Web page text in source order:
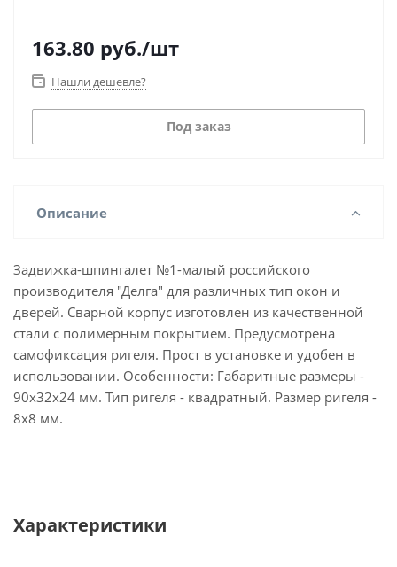
163.80 руб./шт
Нашли дешевле?
Под заказ
Описание
Задвижка-шпингалет №1-малый российского
производителя "Делга" для различных тип окон и
дверей. Сварной корпус изготовлен из качественной
стали с полимерным покрытием. Предусмотрена
самофиксация ригеля. Прост в установке и удобен в
использовании. Особенности: Габаритные размеры -
90х32х24 мм. Тип ригеля - квадратный. Размер ригеля -
8х8 мм.
Характеристики